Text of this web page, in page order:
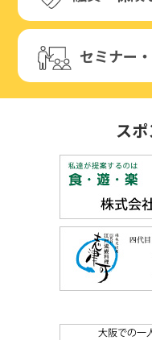
セミナー
ス